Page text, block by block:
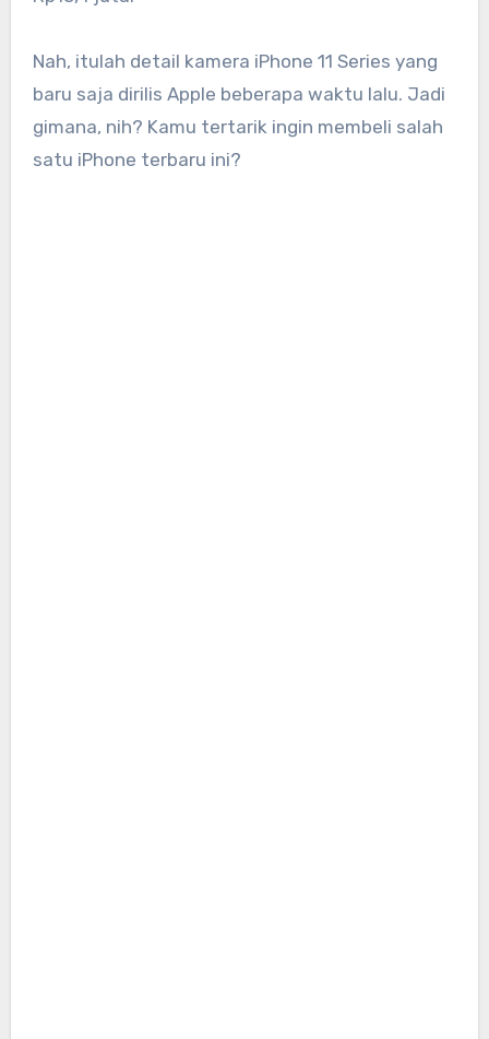
Nah, itulah detail kamera iPhone 11 Series yang
baru saja dirilis Apple beberapa waktu lalu. Jadi
gimana, nih? Kamu tertarik ingin membeli salah
satu iPhone terbaru ini?